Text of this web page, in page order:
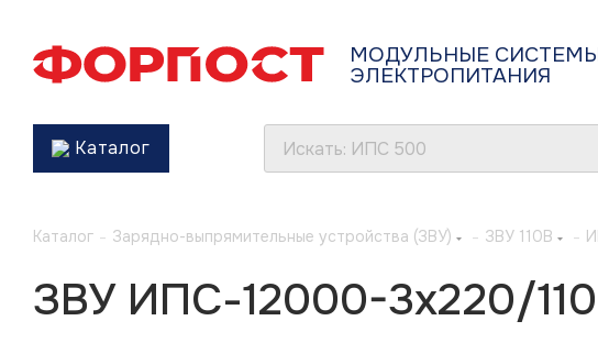
МОДУЛЬНЫЕ
ЭЛЕКТРОПИТАНИЯ
Каталог
Каталог - Зарядно-выпрямительные устройства (ЗВУ) - ЗВУ 110В -
ЗВУ ИПС-12000-3х220/